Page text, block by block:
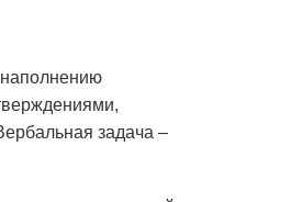
наполнению
задача –